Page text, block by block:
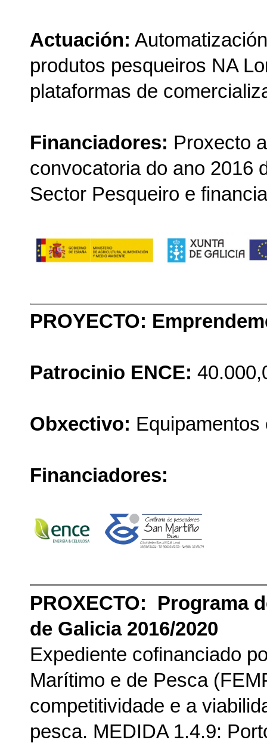
Actuación:
produtos pesqueiros NA
plataformas de
Financiadores: Proxecto
convocatoria do ano 2016
Sector Pesqueiro e
PROYECTO:
Patrocinio ENCE:
Obxectivo: Equipamentos
Financiadores:
PROXECTO: Programa
de Galicia 2016/2020
Expediente cofinanciado
Marítimo e de Pesca
competitividade e a
pesca. MEDIDA 1.4.9: